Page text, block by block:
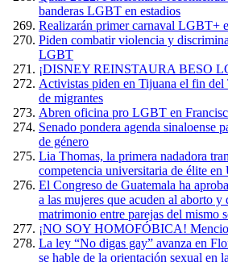
banderas LGBT en estadios
Realizarán primer carnaval LGBT+
Piden combatir violencia y
LGBT
¡DISNEY REINSTAURA BESO
Activistas piden en Tijuana el fin
de migrantes
Abren oficina pro LGBT en
Senado pondera agenda sinaloense
de género
Lia Thomas, la primera nadadora
competencia universitaria de élite en
El Congreso de Guatemala ha
a las mujeres que acuden al aborto y
matrimonio entre parejas del mismo
¡NO SOY HOMOFÓBICA!
La ley “No digas gay” avanza en
se hable de la orientación sexual en